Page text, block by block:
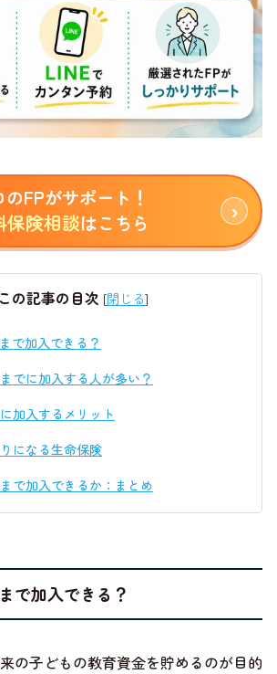
のFPがサポート！
保険相談はこちら
この記事の目次 [閉じる]
で加入できる？
でに加入する人が多い？
加入するメリット
になる生命保険
で加入できるか：まとめ
で加入できる？
の子どもの教育資金を貯めるのが目的